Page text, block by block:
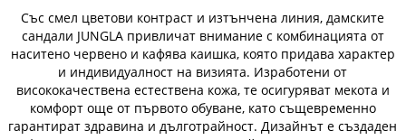
Със смел цветови контраст и изтънчена линия, дамските
сандали JUNGLA привличат внимание с комбинацията от
наситено червено и кафява каишка, която придава характер
и индивидуалност на визията. Изработени от
висококачествена естествена кожа, те осигуряват мекота и
комфорт още от първото обуване, като същевременно
гарантират здравина и дълготрайност. Дизайнът е създаден